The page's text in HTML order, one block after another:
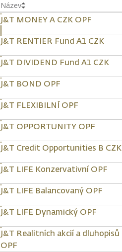
Název
J&T MONEY A CZK OPF
J&T RENTIER Fund A1 CZK
J&T DIVIDEND Fund A1 CZK
J&T BOND OPF
J&T FLEXIBILNÍ OPF
J&T OPPORTUNITY OPF
J&T Credit Opportunities B CZK
J&T LIFE Konzervativní OPF
J&T LIFE Balancovaný OPF
J&T LIFE Dynamický OPF
J&T Realitních akcií a dluhopisů
OPF